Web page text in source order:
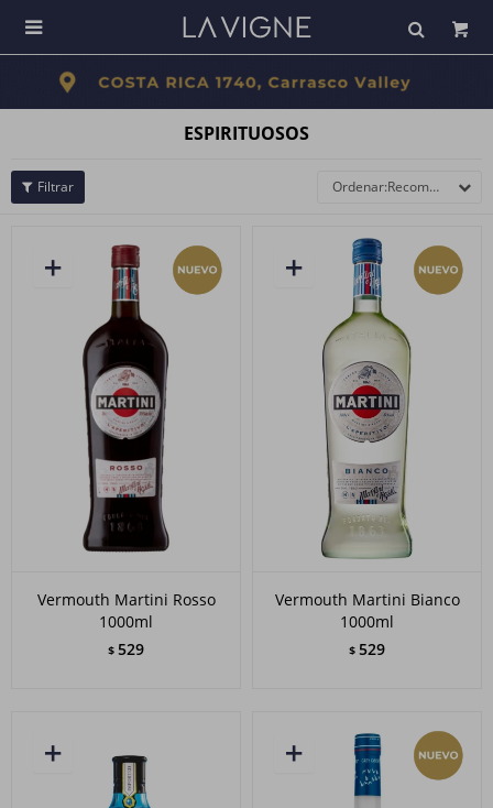

ESPIRITUOSOS
Recomendados
Vermouth Martini Rosso
1000ml
$ 529
Vermouth Martini Bianco
1000ml
$ 529